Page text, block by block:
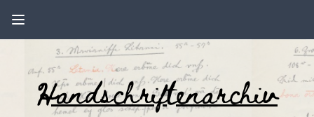
Handschriftenarchiv